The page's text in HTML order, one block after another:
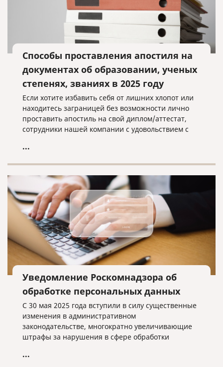
Способы проставления апостиля на
документах об образовании, ученых
степенях, званиях в 2025 году
Если хотите избавить себя от лишних хлопот или
находитесь заграницей без возможности лично
проставить апостиль на свой диплом/аттестат,
сотрудники нашей компании с удовольствием с
...
Уведомление Роскомнадзора об
обработке персональных данных
С 30 мая 2025 года вступили в силу существенные
изменения в административном
законодательстве, многократно увеличивающие
штрафы за нарушения в сфере обработки
...